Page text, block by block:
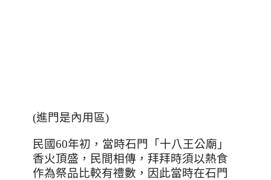
(進門是內用區)
民國60年初，當時石門「十八王公廟」
香火頂盛，民間相傳，拜拜時須以熱食
作為祭品比較有禮數，因此當時在石門